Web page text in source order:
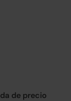
de precio